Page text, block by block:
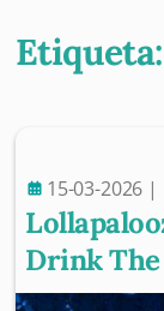
Etiqueta:
15-03-2026 |
Drink The